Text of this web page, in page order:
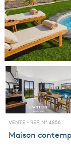
VENTE - REF. N° 4856
Maison